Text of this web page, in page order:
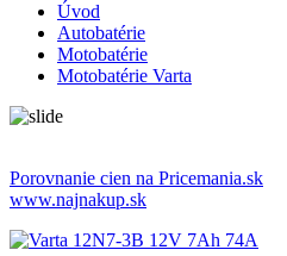
Úvod
Autobatérie
Motobatérie
Motobatérie Varta
Porovnanie cien na Pricemania.sk
www.najnakup.sk